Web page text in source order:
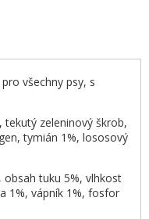
všechny psy, s
tekutý zeleninový škrob,
tymián 1%, lososový
obsah tuku 5%, vlhkost
1%, vápník 1%, fosfor